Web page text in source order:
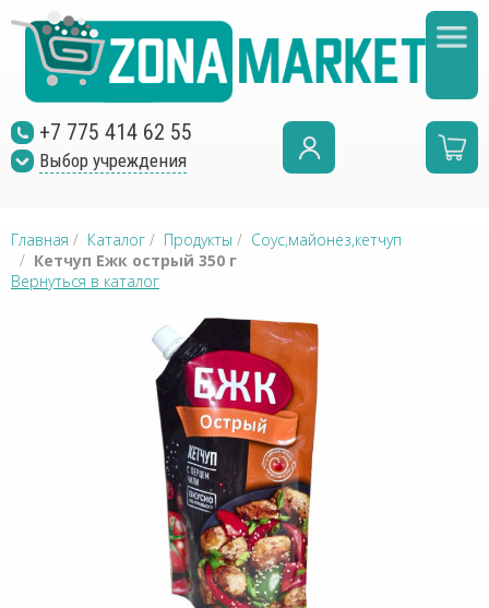
+7 775 414 62 55
Выбор учреждения
Главная / Каталог / Продукты / Соус,майонез,кетчуп
/ Кетчуп Ежк острый 350 г
Вернуться в каталог